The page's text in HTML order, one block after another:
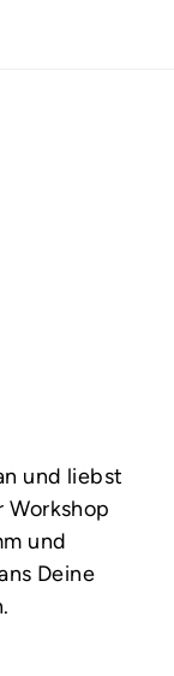
und liebst
Workshop
und
Deine